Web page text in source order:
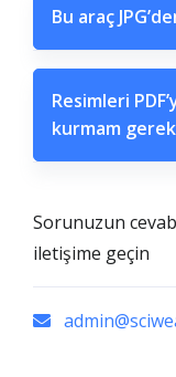
Bu araç
Resimleri
kurmam
Sorunuzun
iletişime geçin